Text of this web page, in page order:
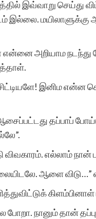
இவ்வாறு செய்து
இல்லை. மயிலாளுக்கு
என்னை அறியாம
இனிம என்ன
தப்பாப்
விவகாரம். எல்லாம்
தலையிடலே. ஆளை
போறா. நானும் தான்